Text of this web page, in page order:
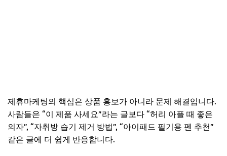
제휴마케팅의 핵심은 상품 홍보가 아니라 문제 해결입니다.
사람들은 “이 제품 사세요”라는 글보다 “허리 아플 때 좋은
의자”, “자취방 습기 제거 방법”, “아이패드 필기용 펜 추천”
같은 글에 더 쉽게 반응합니다.